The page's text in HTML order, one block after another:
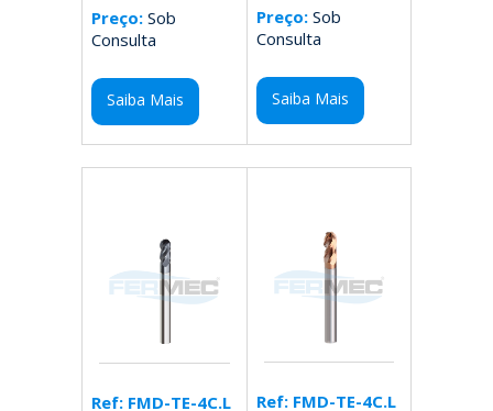
Preço: Sob
Consulta
Saiba Mais
Preço:Sob
Consulta
Saiba Mais
Ref: FMD-TE-4C.L Ref: FMD-TE-4C.L